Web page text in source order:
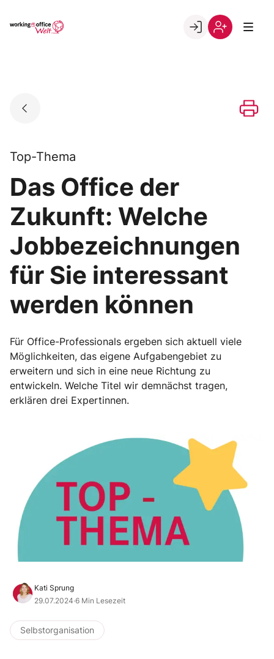
Go to landing page.
Top-Thema
Das Office der
Zukunft: Welche
Jobbezeichnungen
für Sie interessant
werden können
Für Office-Professionals ergeben sich aktuell viele
Möglichkeiten, das eigene Aufgabengebiet zu
erweitern und sich in eine neue Richtung zu
entwickeln. Welche Titel wir demnächst tragen,
erklären drei Expertinnen.
Kati Sprung
29.07.2024·6 Min Lesezeit
Selbstorganisation